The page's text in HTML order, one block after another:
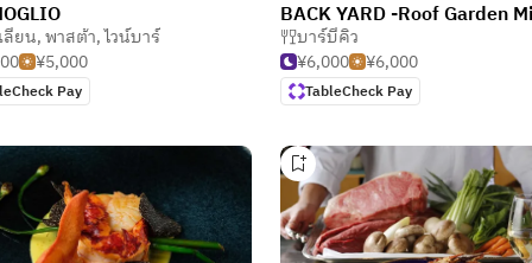
ลียน, พาสต้า,ไวน์บาร์
¥5,000
Pay
บาร์บีคิว
¥6,000
¥6,000
TableCheck Pay